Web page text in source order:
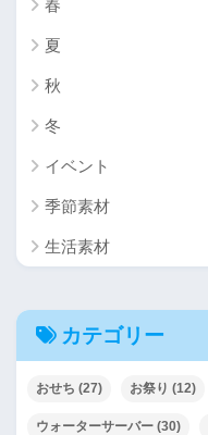
春
夏
秋
冬
イベント
季節素材
生活素材
カテゴリー
おせち (27) お祭り (12)
ウォーターサーバー (30)